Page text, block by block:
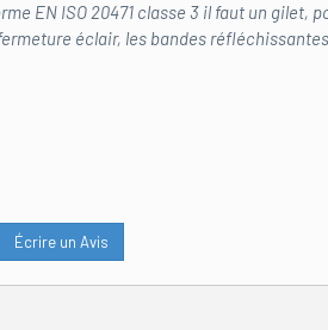
EN ISO 20471 classe 3 il faut un gilet,
éclair, les bandes
Écrire un Avis